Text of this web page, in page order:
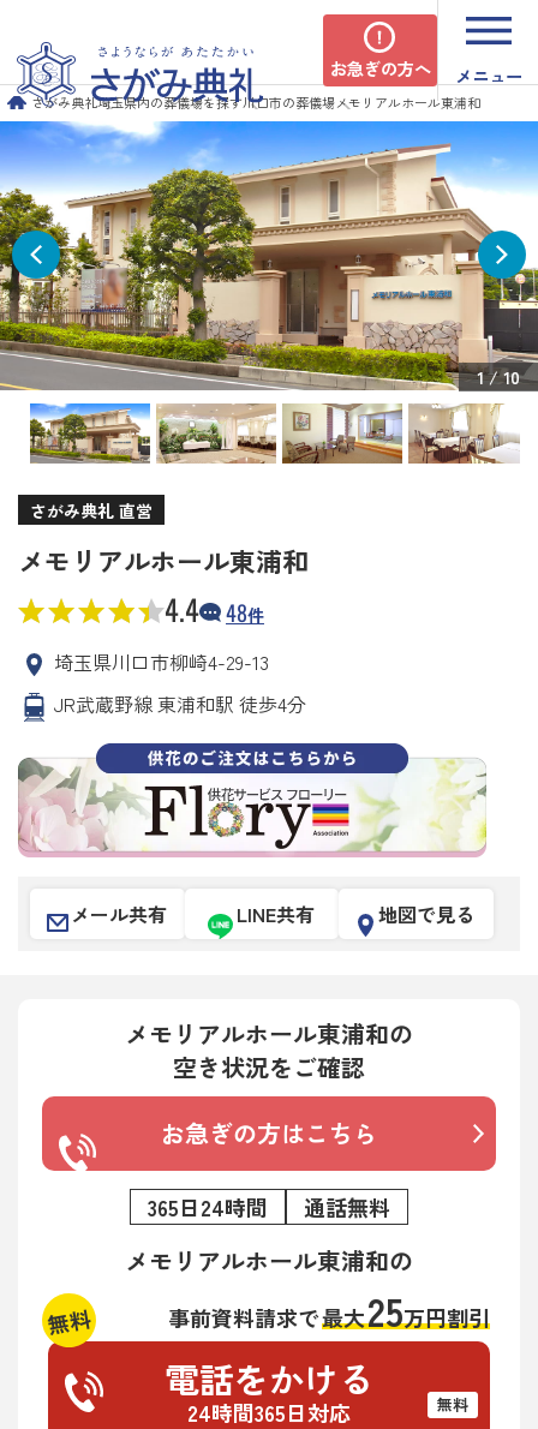
お急ぎの方へ メニュー
さがみ典礼埼玉県内の葬儀場を探す川口市の葬儀場メモリアルホール東浦和
さがみ典礼 直営
メモリアルホール東浦和
4.4 48件
埼玉県川口市柳崎4-29-13
JR武蔵野線 東浦和駅 徒歩4分
メール共有 LINE共有 地図で見る
1/10
メモリアルホール東浦和の
空き状況をご確認
お急ぎの方はこちら
365日24時間 通話無料
メモリアルホール東浦和の
無料 事前資料請求で最大25万円割引
電話をかける
24時間365日対応 無料